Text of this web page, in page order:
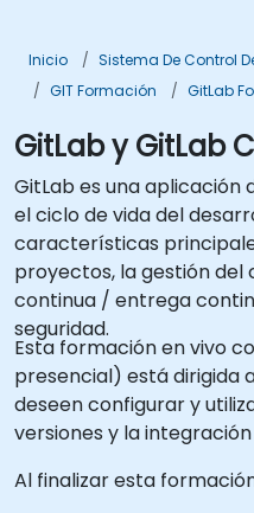
Inicio
Sistema De Control
GIT Formación
GitLab
GitLab y GitLab
GitLab es una
el ciclo de vida del
características
proyectos, la gestión del
continua / entrega
seguridad.
Esta formación en vivo
presencial) está dirigida
deseen configurar y
versiones y la
Al finalizar esta